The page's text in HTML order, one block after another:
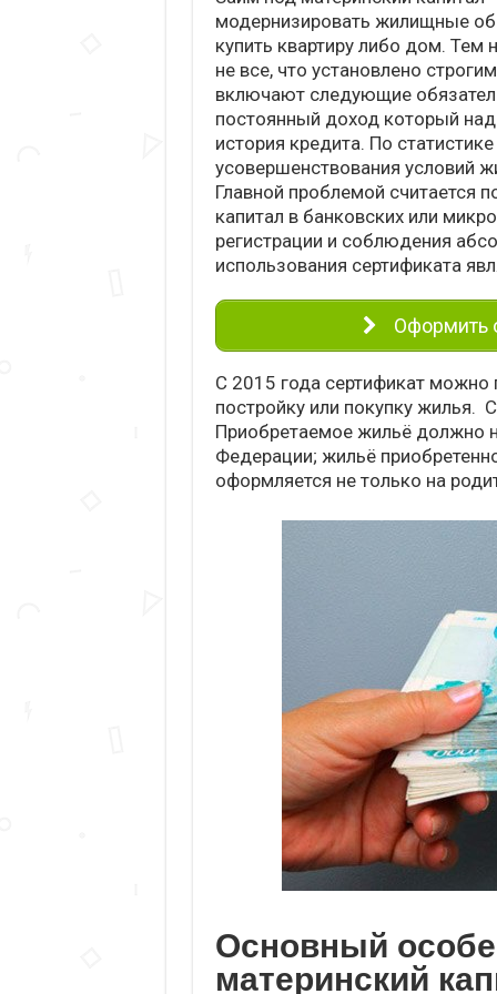
модернизировать жилищные
купить квартиру либо дом. Тем
не все, что установлено
включают следующие
постоянный доход который
история кредита. По
усовершенствования условий
Главной проблемой считается
капитал в банковских или
регистрации и соблюдения
использования сертификата
Оформить
С 2015 года сертификат можно
постройку или покупку
Приобретаемое жильё должно
Федерации; жильё
оформляется не только на
Основный
материнский